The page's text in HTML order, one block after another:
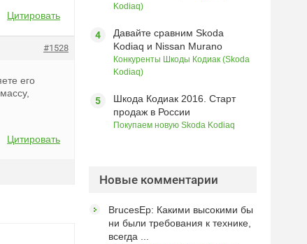
Цитировать
#1528
его
Цитировать
Kodiaq)
Давайте сравним Skoda
Kodiaq и Nissan Murano
Конкуренты Шкоды Кодиак (Skoda
Kodiaq)
Шкода Кодиак 2016. Старт
продаж в России
Покупаем новую Skoda Kodiaq
Новые комментарии
BrucesEp: Какими высокими бы
ни были требования к технике,
всегда ...